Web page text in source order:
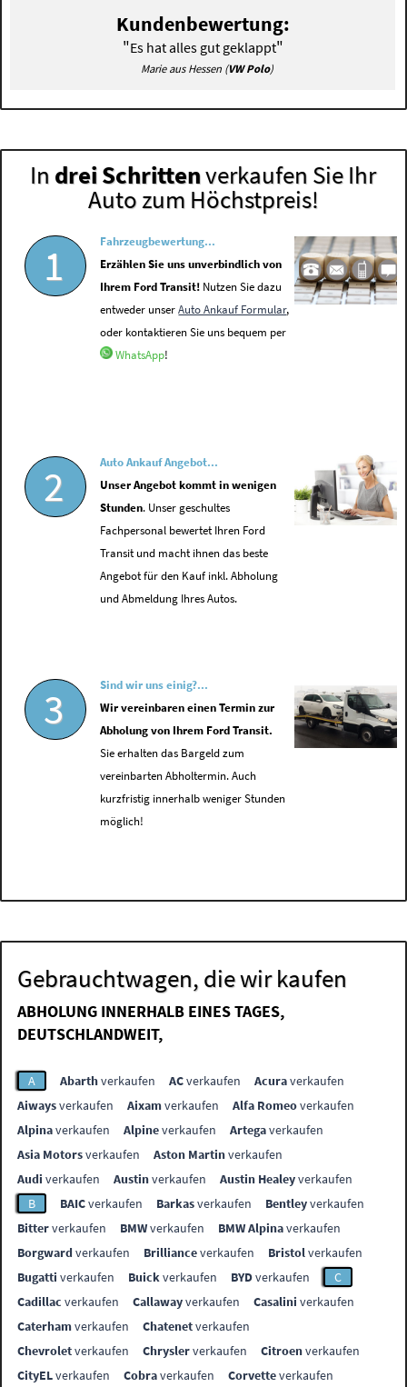
Kundenbewertung:
"Es hat alles gut geklappt"
Marie aus Hessen (VW Polo)
In drei Schrittenverkaufen Sie Ihr
Auto zum Höchstpreis!
1
Fahrzeugbewertung...
Erzählen Sie uns unverbindlich von
Ihrem Ford Transit! Nutzen Sie dazu
entweder unserAuto Ankauf Formular,
oder kontaktieren Sie uns bequem per
WhatsApp!
2
Auto Ankauf Angebot...
Unser Angebot kommt in wenigen
Stunden. Unser geschultes
Fachpersonal bewertet Ihren Ford
Transit und macht ihnen das beste
Angebot für den Kauf inkl. Abholung
und Abmeldung Ihres Autos.
3
Sind wir uns einig?...
Wir vereinbaren einen Termin zur
Abholung von Ihrem Ford Transit.
Sie erhalten das Bargeld zum
vereinbarten Abholtermin. Auch
kurzfristig innerhalb weniger Stunden
möglich!
Gebrauchtwagen, die wir kaufen
ABHOLUNG INNERHALB EINES TAGES,
DEUTSCHLANDWEIT,
A Abarthverkaufen ACverkaufen Acuraverkaufen
Aiwaysverkaufen Aixamverkaufen Alfa Romeoverkaufen
Alpinaverkaufen Alpineverkaufen Artegaverkaufen
Asia Motorsverkaufen Aston Martinverkaufen
Audi verkaufen Austinverkaufen Austin Healeyverkaufen
B
BAICverkaufen Barkasverkaufen Bentleyverkaufen
Bitterverkaufen BMWverkaufen BMW Alpinaverkaufen
Borgwardverkaufen Brillianceverkaufen Bristolverkaufen
Bugatti verkaufen Buickverkaufen BYDverkaufen
C
Cadillac verkaufen Callawayverkaufen Casalini verkaufen
Caterhamverkaufen Chatenetverkaufen
Chevroletverkaufen Chryslerverkaufen Citroenverkaufen
CityELverkaufen Cobraverkaufen Corvetteverkaufen